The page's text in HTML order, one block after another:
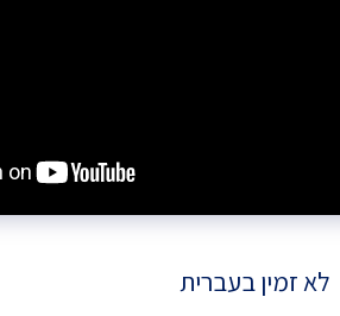
לא זמין בעברית